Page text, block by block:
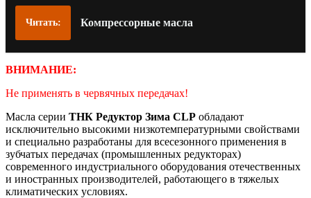
Читать: Компрессорные масла
ВНИМАНИЕ:
Не применять в червячных передачах!
Масла серии ТНК Редуктор Зима CLP обладают
исключительно высокими низкотемпературными свойствами
и специально разработаны для всесезонного применения в
зубчатых передачах (промышленных редукторах)
современного индустриального оборудования отечественных
и иностранных производителей, работающего в тяжелых
климатических условиях.